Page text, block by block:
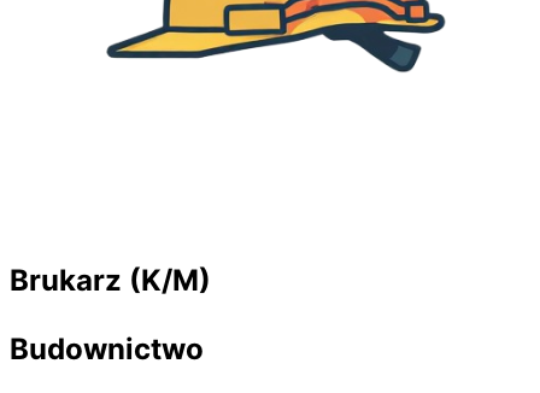
Brukarz (K/M)
Budownictwo